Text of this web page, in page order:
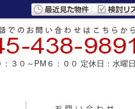
３０～PM６：００ 定休日：水曜日